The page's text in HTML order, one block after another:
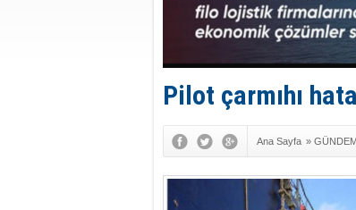
Pilot çarmıhı
Ana Sayfa »